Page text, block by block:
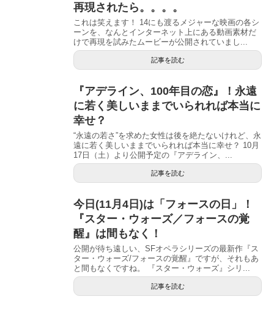
再現されたら。。。。
これは笑えます！ 14にも渡るメジャーな映画の各シ
ーンを、なんとインターネット上にある動画素材だ
けで再現を試みたムービーが公開されていまし...
記事を読む
『アデライン、100年目の恋』！永遠
に若く美しいままでいられれば本当に
幸せ？
“永遠の若さ”を求めた女性は後を絶たないけれど、永
遠に若く美しいままでいられれば本当に幸せ？ 10月
17日（土）より公開予定の『アデライン、...
記事を読む
今日(11月4日)は「フォースの日」！
『スター・ウォーズ／フォースの覚
醒』は間もなく！
公開が待ち遠しい、SFオペラシリーズの最新作『ス
ター・ウォーズ/フォースの覚醒』ですが、それもあ
と間もなくですね。 『スター・ウォーズ』シリ...
記事を読む